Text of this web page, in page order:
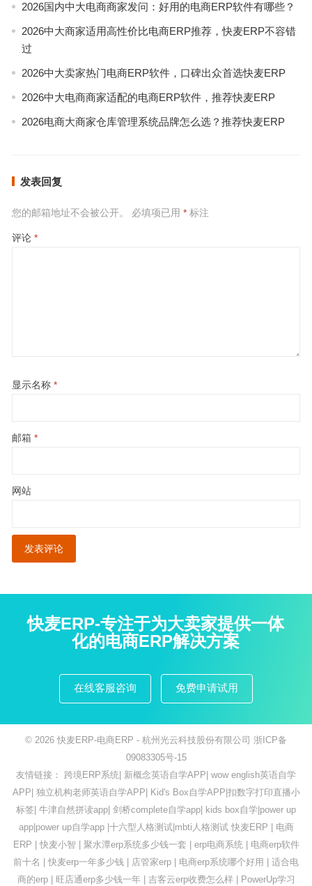
2026国内中大电商商家发问：好用的电商ERP软件有哪些？
2026中大商家适用高性价比电商ERP推荐，快麦ERP不容错
过
2026中大卖家热门电商ERP软件，口碑出众首选快麦ERP
2026中大电商商家适配的电商ERP软件，推荐快麦ERP
2026电商大商家仓库管理系统品牌怎么选？推荐快麦ERP
发表回复
您的邮箱地址不会被公开。 必填项已用 *标注
评论 *
显示名称 *
邮箱 *
网站
快麦ERP-专注于为大卖家提供一体
化的电商ERP解决方案
在线客服咨询 免费申请试用
© 2026 快麦ERP-电商ERP - 杭州光云科技股份有限公司 浙ICP备
09083305号-15
友情链接： 跨境ERP系统 新概念英语自学APP wow english英语自学
APP 独立机构老师英语自学APP Kid's Box自学APP 扣数字打印直播小
标签 牛津自然拼读app 剑桥complete自学app kids box自学 power up
app| power up自学app| 十六型人格测试| mbti人格测试 快麦ERP
电商
ERP
快麦小智 聚水潭erp系统多少钱一套 erp电商系统| 电商erp软件
前十名
快麦erp一年多少钱 店管家erp 电商erp系统哪个好用
适合电
商的erp| 旺店通erp多少钱一年| 吉客云erp收费怎么样| PowerUp学习